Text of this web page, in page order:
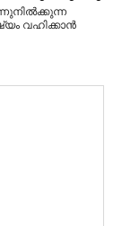
വഹിക്കാൻ